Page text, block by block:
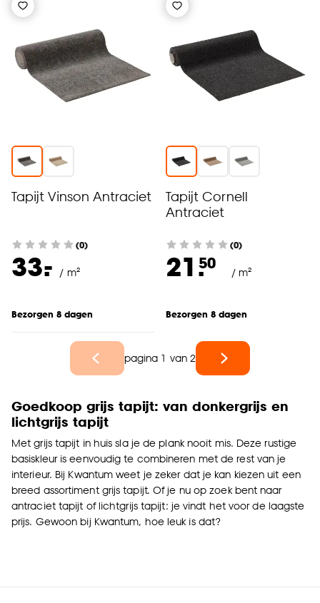
Tapijt Vinson Antraciet
(0)
33.
- / m²
Bezorgen 8 dagen
Tapijt Cornell
Antraciet
(0)
21.50
/ m²
Bezorgen 8 dagen
pagina 1 van 2
Goedkoop grijs tapijt: van donkergrijs en
lichtgrijs tapijt
Met grijs tapijt in huis sla je de plank nooit mis. Deze rustige
basiskleur is eenvoudig te combineren met de rest van je
interieur. Bij Kwantum weet je zeker dat je kan kiezen uit een
breed assortiment grijs tapijt. Of je nu op zoek bent naar
antraciet tapijt of lichtgrijs tapijt: je vindt het voor de laagste
prijs. Gewoon bij Kwantum, hoe leuk is dat?